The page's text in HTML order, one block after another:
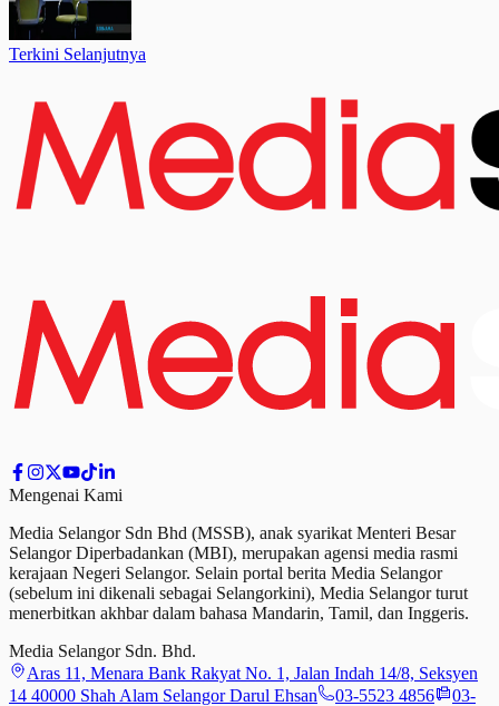
Terkini Selanjutnya
Mengenai Kami
Media Selangor Sdn Bhd (MSSB), anak syarikat Menteri Besar
Selangor Diperbadankan (MBI), merupakan agensi media rasmi
kerajaan Negeri Selangor. Selain portal berita Media Selangor
(sebelum ini dikenali sebagai Selangorkini), Media Selangor turut
menerbitkan akhbar dalam bahasa Mandarin, Tamil, dan Inggeris.
Media Selangor Sdn. Bhd.
Aras 11, Menara Bank Rakyat No. 1, Jalan Indah 14/8, Seksyen
14 40000 Shah Alam Selangor Darul Ehsan
03-5523 4856
03-